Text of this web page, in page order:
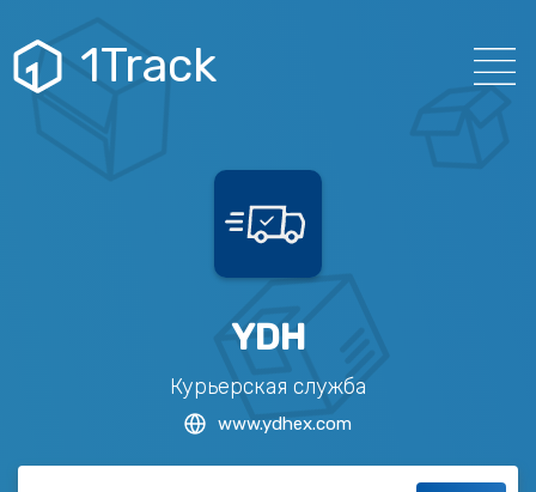
1Track
YDH
Курьерская служба
www.ydhex.com